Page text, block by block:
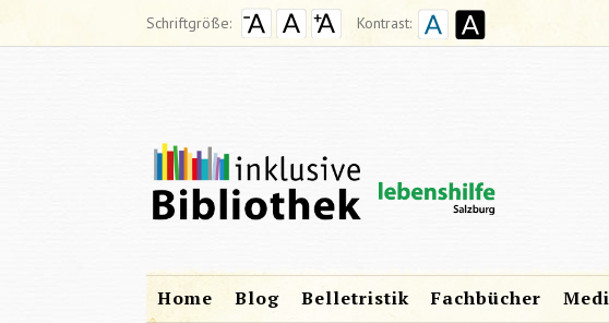
Schriftgröße: Kontrast:
Home Blog Belletristik Fachbücher